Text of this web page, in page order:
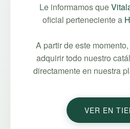
Le informamos que
oficial perteneciente a
A partir de este
adquirir todo nuestro
directamente en nuestra
VER EN